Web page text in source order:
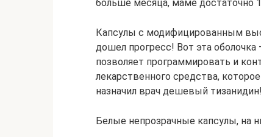
больше месяца, маме достаточно
Капсулы с модифицированным
дошел прогресс! Вот эта оболочка
позволяет программировать и
лекарственного средства,
назначил врач дешевый тизанидин!
Белые непрозрачные капсулы, на